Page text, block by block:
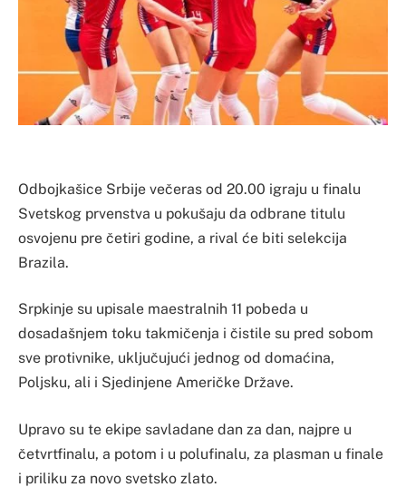
Odbojkašice Srbije večeras od 20.00 igraju u finalu
Svetskog prvenstva u pokušaju da odbrane titulu
osvojenu pre četiri godine, a rival će biti selekcija
Brazila.
Srpkinje su upisale maestralnih 11 pobeda u
dosadašnjem toku takmičenja i čistile su pred sobom
sve protivnike, uključujući jednog od domaćina,
Poljsku, ali i Sjedinjene Američke Države.
Upravo su te ekipe savladane dan za dan, najpre u
četvrtfinalu, a potom i u polufinalu, za plasman u finale
i priliku za novo svetsko zlato.